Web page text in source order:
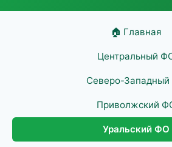
🏠 Главная
Центральный
Северо-
Приволжский
Уральский ФО